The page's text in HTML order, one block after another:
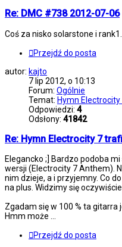
Re: DMC #738 2012-07-06
Coś za nisko solarstone i rank1...
Przejdź do posta
autor: kajto
7 lip 2012, o 10:13
Forum: Ogólnie
Temat: Hymn
Odpowiedzi: 4
Odsłony: 41842
Re: Hymn Electrocity 7
Elegancko ;] Bardzo podoba
wersji (Electrocity 7 Anthem).
nim dzieje, a i przyjemny. Co
na plus. Widzimy się
Zgadam się w 100 % ta gitarra
Hmm może ...
Przejdź do posta